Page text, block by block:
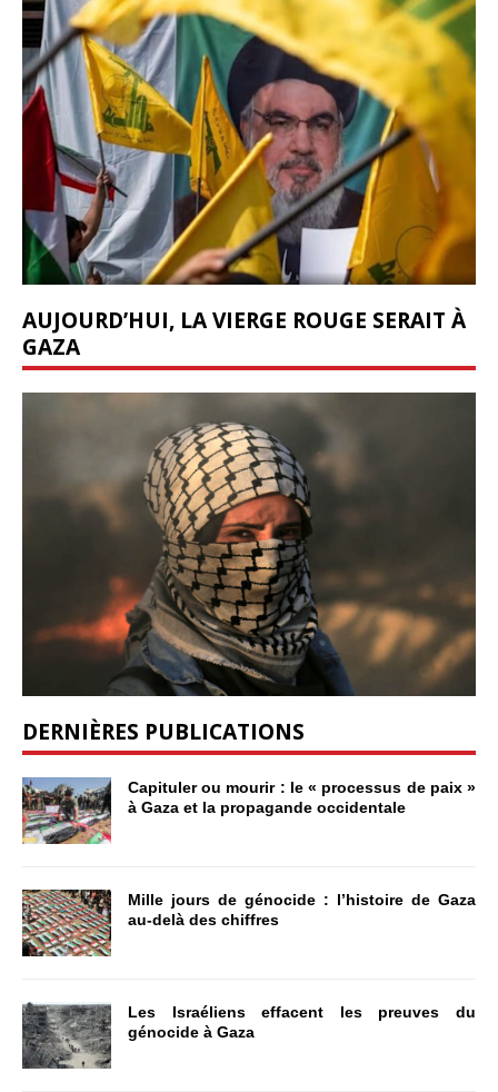
AUJOURD’HUI, LA VIERGE ROUGE SERAIT À
GAZA
DERNIÈRES PUBLICATIONS
Capituler ou mourir : le « processus de paix »
à Gaza et la propagande occidentale
Mille jours de génocide : l’histoire de Gaza
au-delà des chiffres
Les Israéliens effacent les preuves du
génocide à Gaza